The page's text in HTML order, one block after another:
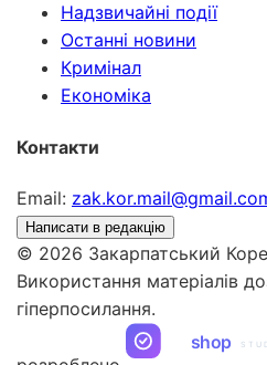
Надзвичайні події
Останні новини
Кримінал
Економіка
Контакти
Email:
Написати в редакцію
© 2026 Закарпатський
Використання матеріалів
гіперпосилання.
shop